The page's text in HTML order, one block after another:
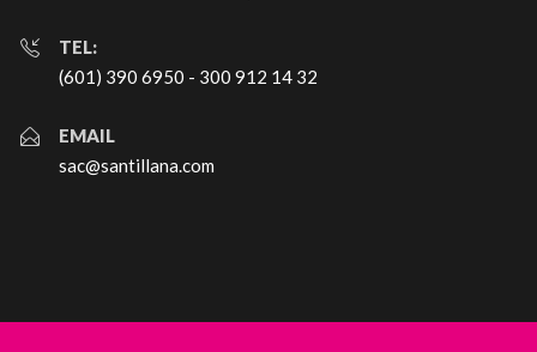
TEL:
(601) 390 6950 - 300 912 14 32
EMAIL
sac@santillana.com